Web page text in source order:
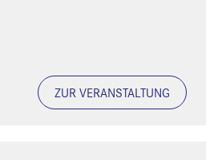
ZUR VERANSTALTUNG